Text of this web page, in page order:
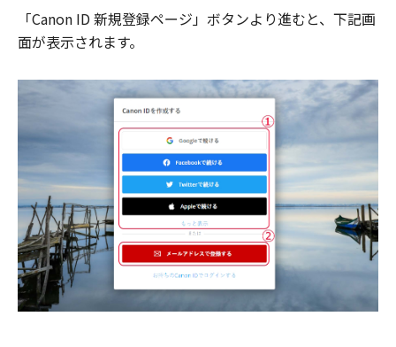
「Canon ID 新規登録ページ」ボタンより進むと、下記画
面が表示されます。